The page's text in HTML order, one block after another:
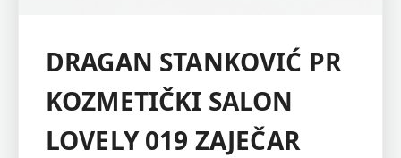
DRAGAN STANKOVIĆ PR
KOZMETIČKI SALON
LOVELY 019 ZAJEČAR